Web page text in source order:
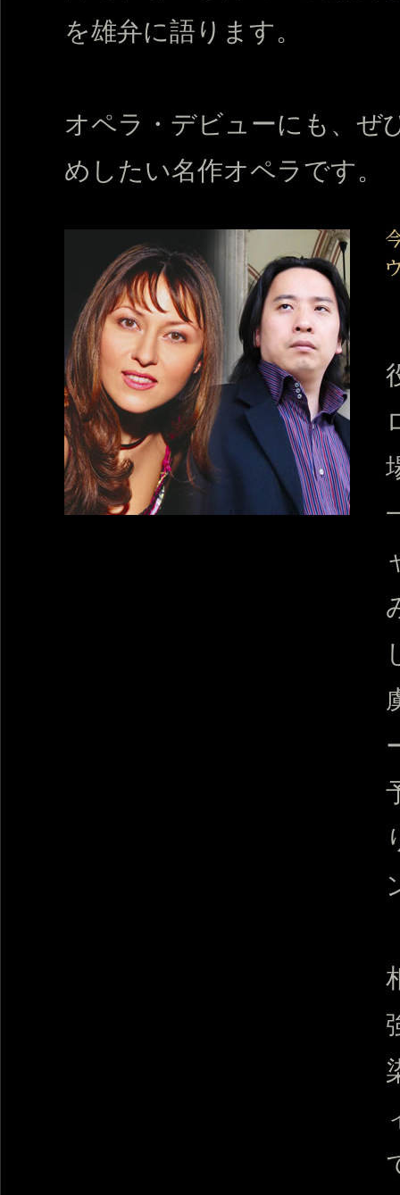
を雄弁に語ります。
オペラ・デビューにも、ぜ
めしたい名作オペラです。